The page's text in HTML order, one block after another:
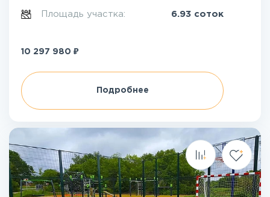
Площадь участка: 6.93 соток
10 297 980 ₽
Подробнее